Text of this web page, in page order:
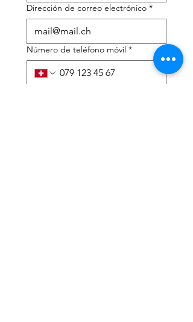
Dirección de correo electrónico *
Número de teléfono móvil *